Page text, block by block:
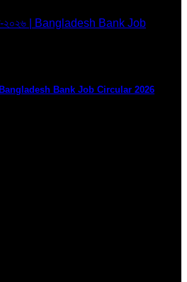
| Bangladesh Bank Job Circular 2026